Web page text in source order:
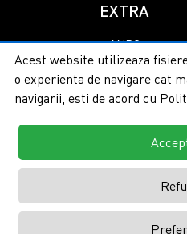
EXTRA
ANPC
SOL
Copyright © 2026 -
rezervate.Creare
Acest website utilizeaza
o experienta de navigare cat
navigarii, esti de acord cu